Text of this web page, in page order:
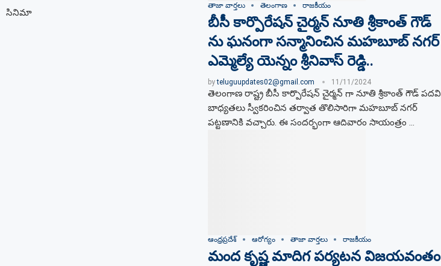
తాజా వార్తలు తెలంగాణ రాజకీయం
బీసీ కార్పొరేషన్ చైర్మన్ నూతి శ్రీకాంత్ గౌడ్
ను ఘనంగా సన్మానించిన మహబూబ్ నగర్
ఎమ్మెల్యే యెన్నం శ్రీనివాస్ రెడ్డి..
byteluguupdates02@gmail.com 11/11/2024
తెలంగాణ రాష్ట్ర బీసీ కార్పొరేషన్ చైర్మన్ గా నూతి శ్రీకాంత్ గౌడ్ పదవి
బాధ్యతలు స్వీకరించిన తర్వాత తొలిసారిగా మహబూబ్ నగర్
పట్టణానికి వచ్చారు. ఈ సందర్భంగా ఆదివారం సాయంత్రం …
ఆంధ్రప్రదేశ్ ఆరోగ్యం తాజా వార్తలు రాజకీయం
మంద కృష్ణ మాదిగ పర్యటన విజయవంతం
సినిమా